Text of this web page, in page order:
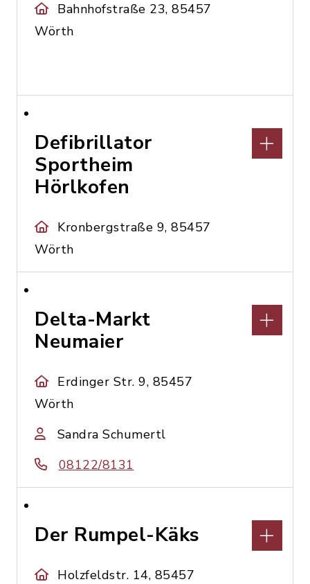
Bahnhofstraße 23, 85457
Wörth
Defibrillator
Sportheim
Hörlkofen
Kronbergstraße 9, 85457
Wörth
Delta-Markt
Neumaier
Erdinger Str. 9, 85457
Wörth
Sandra Schumertl
08122/8131
Der Rumpel-Käks
Holzfeldstr. 14, 85457